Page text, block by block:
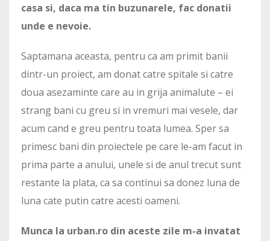
casa si, daca ma tin buzunarele, fac donatii
unde e nevoie.
Saptamana aceasta, pentru ca am primit banii
dintr-un proiect, am donat catre spitale si catre
doua asezaminte care au in grija animalute – ei
strang bani cu greu si in vremuri mai vesele, dar
acum cand e greu pentru toata lumea. Sper sa
primesc bani din proiectele pe care le-am facut in
prima parte a anului, unele si de anul trecut sunt
restante la plata, ca sa continui sa donez luna de
luna cate putin catre acesti oameni.
Munca la urban.ro din aceste zile m-a invatat